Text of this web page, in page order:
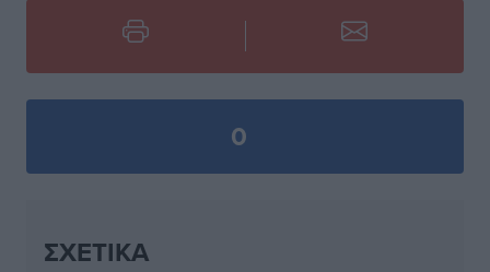
0
ΣΧΕΤΙΚΆ